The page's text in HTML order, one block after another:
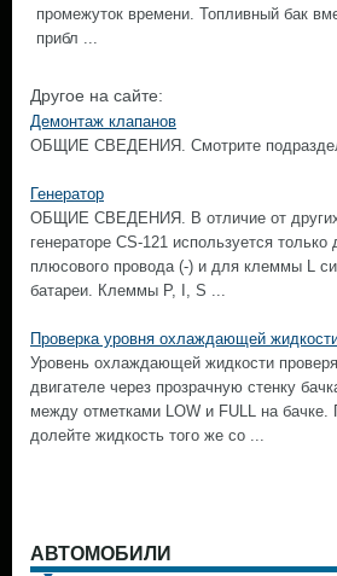
промежуток времени. Топливный бак
прибл ...
Другое на сайте:
Демонтаж клапанов
ОБЩИЕ СВЕДЕНИЯ. Смотрите
Генератор
ОБЩИЕ СВЕДЕНИЯ. В отличие от
генераторе CS-121 используется
плюсового провода (-) и для клеммы L
батареи. Клеммы Р, I, S ...
Проверка уровня охлаждающей
Уровень охлаждающей жидкости
двигателе через прозрачную стенку
между отметками LOW и FULL на бачке.
долейте жидкость того же со ...
АВТОМОБИЛИ